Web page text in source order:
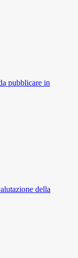
pubblicare in
della